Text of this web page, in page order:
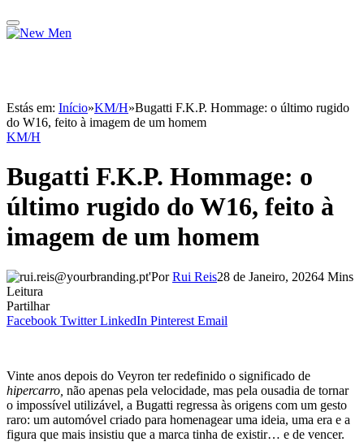
Estás em: Início»KM/H»Bugatti F.K.P. Hommage: o último rugido
do W16, feito à imagem de um homem
KM/H
Bugatti F.K.P. Hommage: o
último rugido do W16, feito à
imagem de um homem
Por Rui Reis28 de Janeiro, 20264 Mins
Leitura
Partilhar
Facebook Twitter LinkedIn Pinterest Email
Vinte anos depois do Veyron ter redefinido o significado de
hipercarro, não apenas pela velocidade, mas pela ousadia de tornar
o impossível utilizável, a Bugatti regressa às origens com um gesto
raro: um automóvel criado para homenagear uma ideia, uma era e a
figura que mais insistiu que a marca tinha de existir… e de vencer.